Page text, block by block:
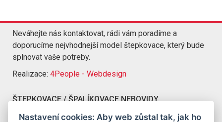
Neváhejte nás kontaktovat, rádi vám poradíme a
doporucíme nejvhodnejší model štepkovace, který bude
splnovat vaše potreby.
Realizace: 4People - Webdesign
ŠTEPKOVACE / ŠPALÍKOVACE NEBOVIDY
Kompletní nabídka štepkovacu a špalíkovacu Nebovidy
Nastavení cookies: Aby web zůstal tak, jak ho